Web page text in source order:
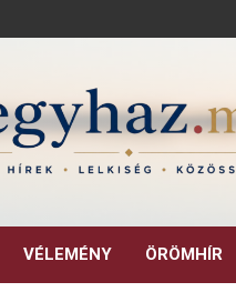
VÉLEMÉNY ÖRÖMHÍR